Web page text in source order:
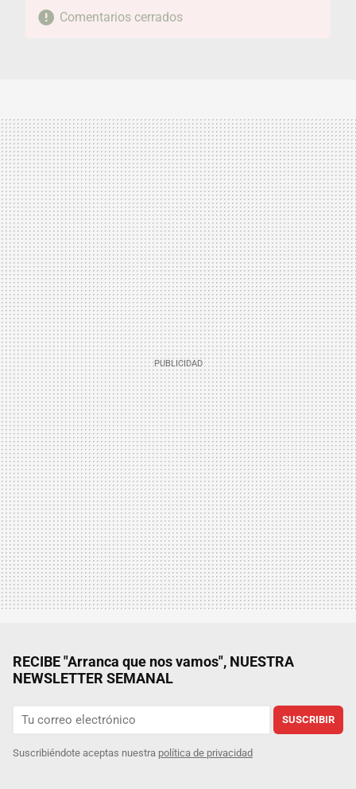
Comentarios cerrados
RECIBE "Arranca que nos vamos", NUESTRA
NEWSLETTER SEMANAL
SUSCRIBIR
Suscribiéndote aceptas nuestra política de privacidad